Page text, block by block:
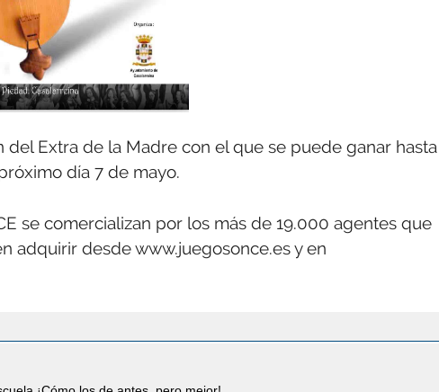
Extra de la Madre con el que se puede ganar hasta
día 7 de mayo.
se comercializan por los más de 19.000 agentes que
adquirir desde www.juegosonce.es y en